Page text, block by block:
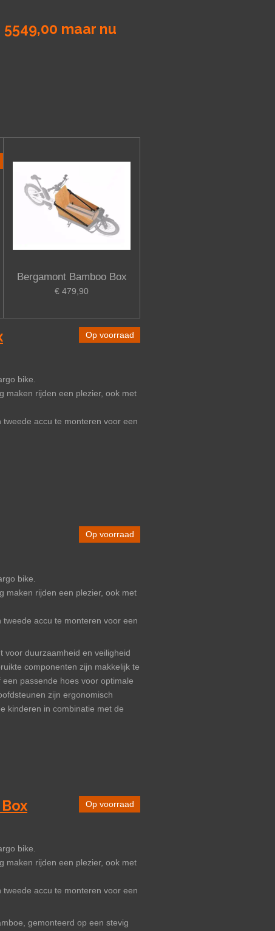
maar nu
Bergamont Bamboo Box
€ 479,90
Op voorraad
bike.
maken rijden een plezier, ook met
accu te monteren voor een
Op voorraad
bike.
maken rijden een plezier, ook met
accu te monteren voor een
voor duurzaamheid en veiligheid
componenten zijn makkelijk te
passende hoes voor optimale
zijn ergonomisch
kinderen in combinatie met de
Op voorraad
bike.
maken rijden een plezier, ook met
accu te monteren voor een
gemonteerd op een stevig